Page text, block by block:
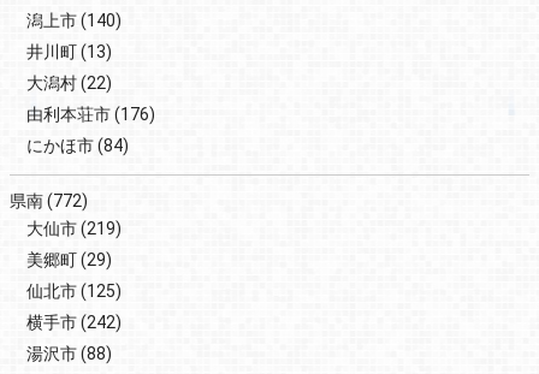
潟上市(140)
井川町(13)
大潟村(22)
由利本荘市(176)
にかほ市(84)
県南(772)
大仙市(219)
美郷町(29)
仙北市(125)
横手市(242)
湯沢市(88)